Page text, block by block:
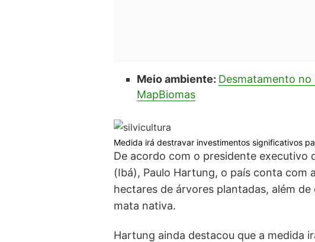
Meio ambiente: Desmatamento no
MapBiomas
Medida irá destravar investimentos significativos
De acordo com o presidente executivo
(Ibá), Paulo Hartung, o país conta com
hectares de árvores plantadas, além
mata nativa.
Hartung ainda destacou que a medida